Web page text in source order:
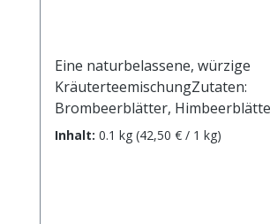
Eine naturbelassene, würzige
KräuterteemischungZutaten:
Brombeerblätter,
Erdbeerblätter, Hibiskusblüten,
Inhalt: 0.1 kg (42,50 € / 1 kg)